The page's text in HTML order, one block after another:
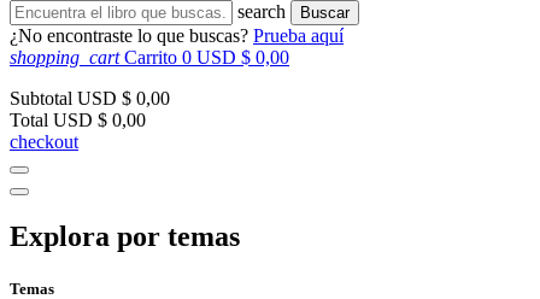
search
Buscar
¿No encontraste lo que buscas? Prueba aquí
shopping_cart Carrito 0 USD $ 0,00
Subtotal USD $ 0,00
Total USD $ 0,00
checkout
Explora por temas
Temas